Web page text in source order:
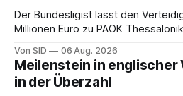
Der Bundesligist lässt den
Millionen Euro zu PAOK
Von SID 06 Aug. 2026
Meilenstein in englischer
in der Überzahl